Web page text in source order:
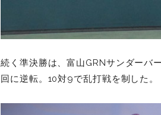
続く準決勝は、富山GRNサンダーバ
回に逆転。10対9で乱打戦を制した。